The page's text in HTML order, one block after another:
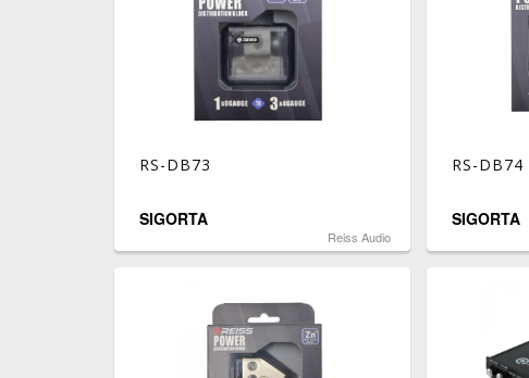
RS-DB73
SIGORTA
Reiss Audio
RS-DB74
SIGORTA